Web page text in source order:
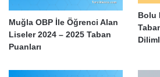
Muğla OBP İle Öğrenci Alan
Liseler 2024 – 2025 Taban
Puanları
Bolu